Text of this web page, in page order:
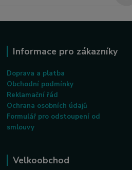
Informace pro zákazníky
Doprava a platba
Obchodní podmínky
Reklamační řád
Ochrana osobních údajů
Formulář pro odstoupení od
smlouvy
Velkoobchod